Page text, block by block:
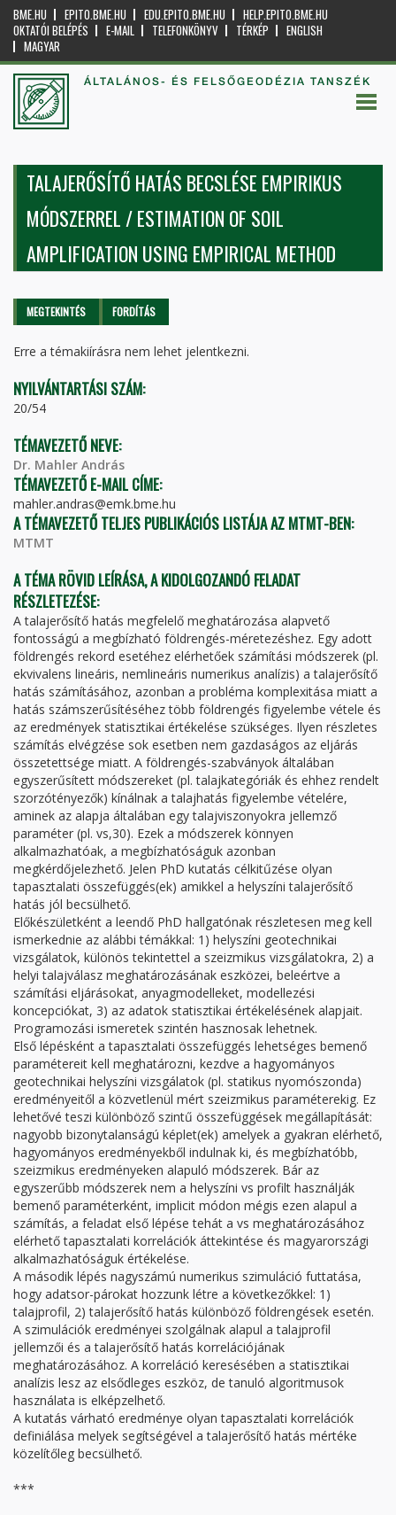
BME.HU EPITO.BME.HU EDU.EPITO.BME.HU
HELP.EPITO.BME.HU
OKTATÓI BELÉPÉS
E-MAIL TELEFONKÖNYV TÉRKÉP
ENGLISH
MAGYAR
ÁLTALÁNOS- ÉS FELSŐGEODÉZIA TANSZÉK
TALAJERŐSÍTŐ HATÁS BECSLÉSE EMPIRIKUS
MÓDSZERREL / ESTIMATION OF SOIL
AMPLIFICATION USING EMPIRICAL METHOD
Elsődleges fülek
MEGTEKINTÉS (AKTÍVFORDÍTÁS
Erre a témakiírásra nem lehet jelentkezni.
NYILVÁNTARTÁSI SZÁM:
20/54
TÉMAVEZETŐ NEVE:
Dr. Mahler András
TÉMAVEZETŐ E-MAIL CÍME:
mahler.andras@emk.bme.hu
A TÉMAVEZETŐ TELJES PUBLIKÁCIÓS LISTÁJA AZ MTMT-BEN:
MTMT
A TÉMA RÖVID LEÍRÁSA, A KIDOLGOZANDÓ FELADAT
RÉSZLETEZÉSE:
A talajerősítő hatás megfelelő meghatározása alapvető
fontosságú a megbízható földrengés-méretezéshez. Egy adott
földrengés rekord esetéhez elérhetőek számítási módszerek (pl.
ekvivalens lineáris, nemlineáris numerikus analízis) a talajerősítő
hatás számításához, azonban a probléma komplexitása miatt a
hatás számszerűsítéséhez több földrengés figyelembe vétele és
az eredmények statisztikai értékelése szükséges. Ilyen részletes
számítás elvégzése sok esetben nem gazdaságos az eljárás
összetettsége miatt. A földrengés-szabványok általában
egyszerűsített módszereket (pl. talajkategóriák és ehhez rendelt
szorzótényezők) kínálnak a talajhatás figyelembe vételére,
aminek az alapja általában egy talajviszonyokra jellemző
paraméter (pl. vs,30). Ezek a módszerek könnyen
alkalmazhatóak, a megbízhatóságuk azonban
megkérdőjelezhető. Jelen PhD kutatás célkitűzése olyan
tapasztalati összefüggés(ek) amikkel a helyszíni talajerősítő
hatás jól becsülhető.
Előkészületként a leendő PhD hallgatónak részletesen meg kell
ismerkednie az alábbi témákkal: 1) helyszíni geotechnikai
vizsgálatok, különös tekintettel a szeizmikus vizsgálatokra, 2) a
helyi talajválasz meghatározásának eszközei, beleértve a
számítási eljárásokat, anyagmodelleket, modellezési
koncepciókat, 3) az adatok statisztikai értékelésének alapjait.
Programozási ismeretek szintén hasznosak lehetnek.
Első lépésként a tapasztalati összefüggés lehetséges bemenő
paramétereit kell meghatározni, kezdve a hagyományos
geotechnikai helyszíni vizsgálatok (pl. statikus nyomószonda)
eredményeitől a közvetlenül mért szeizmikus paraméterekig. Ez
lehetővé teszi különböző szintű összefüggések megállapítását:
nagyobb bizonytalanságú képlet(ek) amelyek a gyakran elérhető,
hagyományos eredményekből indulnak ki, és megbízhatóbb,
szeizmikus eredményeken alapuló módszerek. Bár az
egyszerűbb módszerek nem a helyszíni vs profilt használják
bemenő paraméterként, implicit módon mégis ezen alapul a
számítás, a feladat első lépése tehát a vs meghatározásához
elérhető tapasztalati korrelációk áttekintése és magyarországi
alkalmazhatóságuk értékelése.
A második lépés nagyszámú numerikus szimuláció futtatása,
hogy adatsor-párokat hozzunk létre a következőkkel: 1)
talajprofil, 2) talajerősítő hatás különböző földrengések esetén.
A szimulációk eredményei szolgálnak alapul a talajprofil
jellemzői és a talajerősítő hatás korrelációjának
meghatározásához. A korreláció keresésében a statisztikai
analízis lesz az elsődleges eszköz, de tanuló algoritmusok
használata is elképzelhető.
A kutatás várható eredménye olyan tapasztalati korrelációk
definiálása melyek segítségével a talajerősítő hatás mértéke
közelítőleg becsülhető.
***